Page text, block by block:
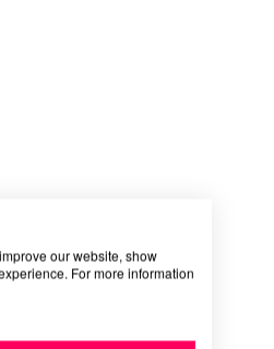
our website, show
For more information